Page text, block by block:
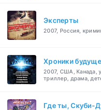
Эксперты
2007, Россия,
Хроники
2007, США, Канада,
триллер, драма,
Где ты, Скуби-